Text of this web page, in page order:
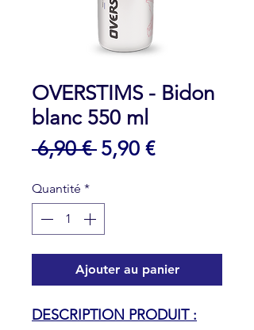
OVERSTIMS - Bidon
blanc 550 ml
6,90 € Prix
5,90 €Prix
Quantité *
Ajouter au panier
DESCRIPTION PRODUIT :